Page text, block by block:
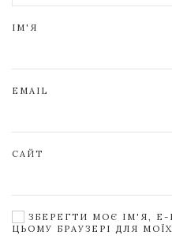
ІМ'Я
EMAIL
САЙТ
ЗБЕРЕГТИ МОЄ ІМ'Я, E-
ЦЬОМУ БРАУЗЕРІ ДЛЯ